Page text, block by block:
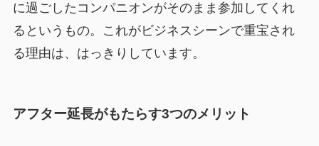
に過ごしたコンパニオンがそのまま参加してくれ
るというもの。これがビジネスシーンで重宝され
る理由は、はっきりしています。
アフター延長がもたらす3つのメリット